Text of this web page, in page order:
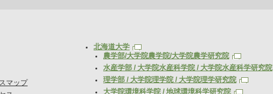
マップ
北海道大学
農学部/大学院農学院/大学院農学研究院
水産学部 / 大学院水産科学院 / 大学院水産科学研究院
理学部 / 大学院理学院 / 大学院理学研究院
大学院環境科学院 / 地球環境科学研究院